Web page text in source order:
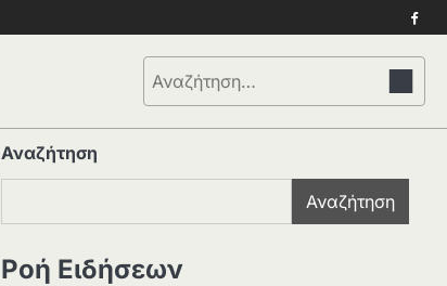
Αναζήτηση
για:
Αναζήτηση
Αναζήτηση
Ροή Ειδήσεων